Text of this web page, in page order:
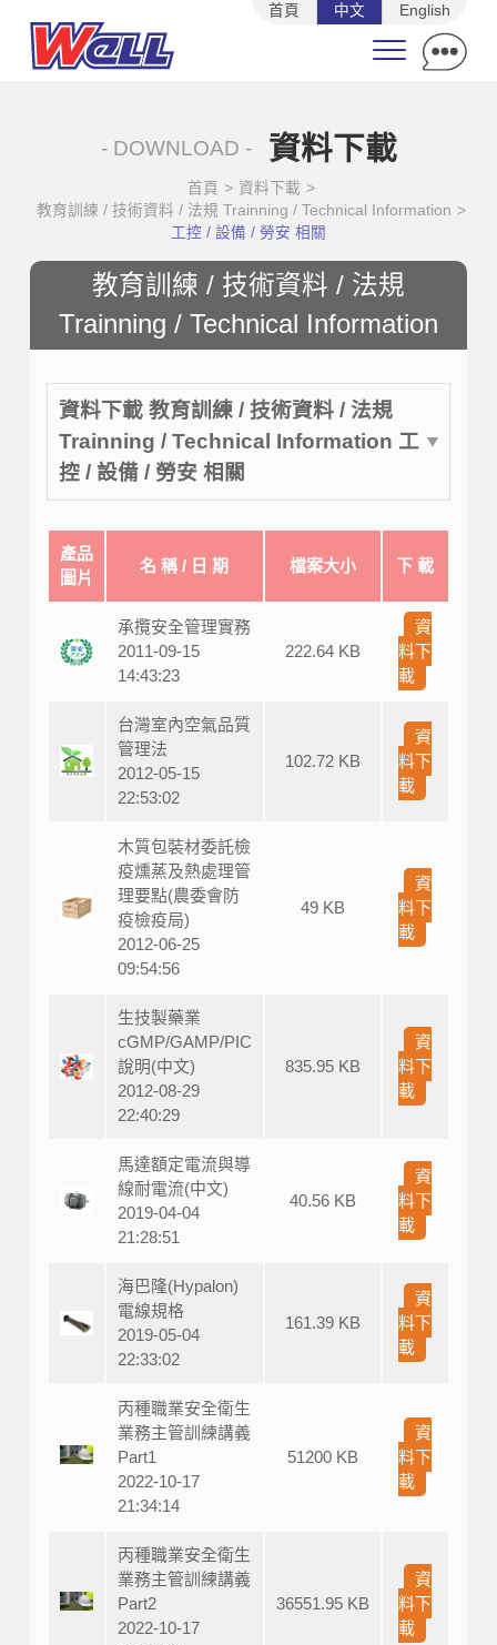
首頁 中文 English
- DOWNLOAD - 資料下載
首頁 > 資料下載 >
教育訓練 / 技術資料 / 法規 Trainning / Technical Information >
工控 / 設備 / 勞安 相關
教育訓練 / 技術資料 / 法規
Trainning / Technical Information
資料下載 教育訓練 / 技術資料 / 法規
Trainning / Technical Information 工
控 / 設備 / 勞安 相關
產品
圖片
名 稱 / 日 期 檔案大小 下 載
承攬安全管理實務
2011-09-15
14:43:23
222.64 KB
資
料下
載
台灣室內空氣品質
管理法
2012-05-15
22:53:02
102.72 KB
資
料下
載
木質包裝材委託檢
疫燻蒸及熱處理管
理要點(農委會防
疫檢疫局)
2012-06-25
09:54:56
49 KB
資
料下
載
生技製藥業
cGMP/GAMP/PIC
說明(中文)
2012-08-29
22:40:29
835.95 KB
資
料下
載
馬達額定電流與導
線耐電流(中文)
2019-04-04
21:28:51
40.56 KB
資
料下
載
海巴隆(Hypalon)
電線規格
2019-05-04
22:33:02
161.39 KB
資
料下
載
丙種職業安全衛生
業務主管訓練講義
Part1
2022-10-17
21:34:14
51200 KB
資
料下
載
丙種職業安全衛生
業務主管訓練講義
Part2
2022-10-17
36551.95 KB
資
料下
載